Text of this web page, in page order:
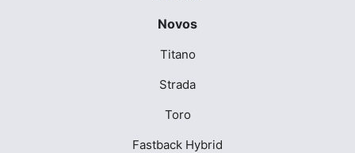
Novos
Titano
Strada
Toro
Fastback Hybrid